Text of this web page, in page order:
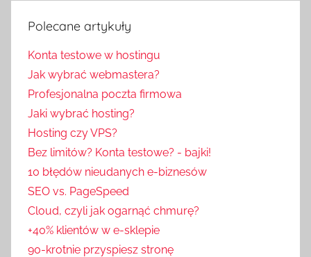
Polecane artykuły
Konta testowe w hostingu
Jak wybrać webmastera?
Profesjonalna poczta firmowa
Jaki wybrać hosting?
Hosting czy VPS?
Bez limitów? Konta testowe? - bajki!
10 błędów nieudanych e-biznesów
SEO vs. PageSpeed
Cloud, czyli jak ogarnąć chmurę?
+40% klientów w e-sklepie
90-krotnie przyspiesz stronę